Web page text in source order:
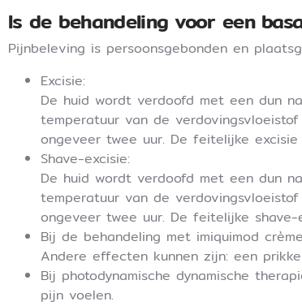
Is de behandeling voor een
Pijnbeleving is persoonsgebonden en
Excisie:
De huid wordt verdoofd met een dun
temperatuur van de
ongeveer twee uur. De feitelijke
Shave-excisie:
De huid wordt verdoofd met een dun
temperatuur van de
ongeveer twee uur. De feitelijke
Bij de behandeling met imiquimod
Andere effecten kunnen zijn: een
Bij photodynamische dynamische
pijn voelen.